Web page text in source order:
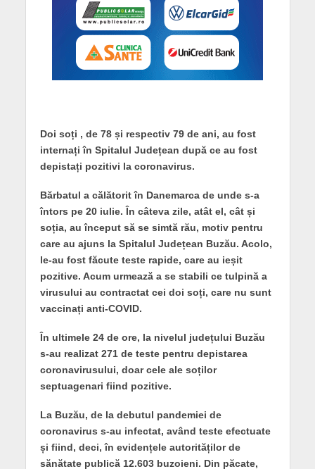
Doi soți , de 78 și respectiv 79 de ani, au fost
internați în Spitalul Județean după ce au fost
depistați pozitivi la coronavirus.
Bărbatul a călătorit în Danemarca de unde s-a
întors pe 20 iulie. În câteva zile, atât el, cât și
soția, au început să se simtă rău, motiv pentru
care au ajuns la Spitalul Județean Buzău. Acolo,
le-au fost făcute teste rapide, care au ieșit
pozitive. Acum urmează a se stabili ce tulpină a
virusului au contractat cei doi soți, care nu sunt
vaccinați anti-COVID.
În ultimele 24 de ore, la nivelul județului Buzău
s-au realizat 271 de teste pentru depistarea
coronavirusului, doar cele ale soților
septuagenari fiind pozitive.
La Buzău, de la debutul pandemiei de
coronavirus s-au infectat, având teste efectuate
și fiind, deci, în evidențele autorităților de
sănătate publică 12.603 buzoieni. Din păcate,